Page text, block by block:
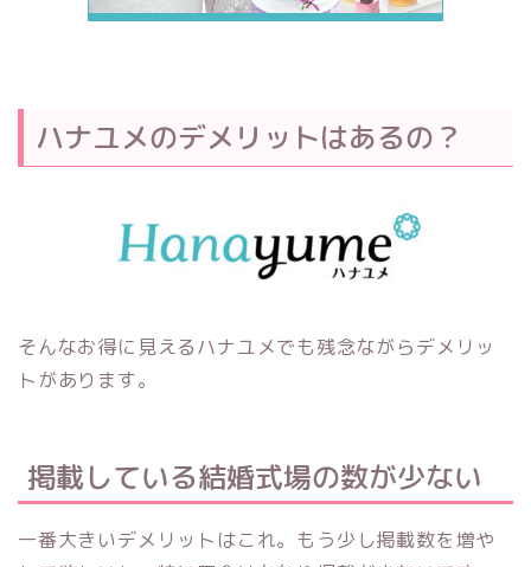
ハナユメのデメリットはあるの？
そんなお得に見えるハナユメでも残念ながらデメリッ
トがあります。
掲載している結婚式場の数が少ない
一番大きいデメリットはこれ。もう少し掲載数を増や